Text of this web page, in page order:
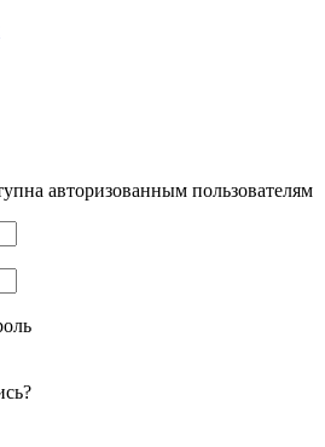
авторизованным пользователям